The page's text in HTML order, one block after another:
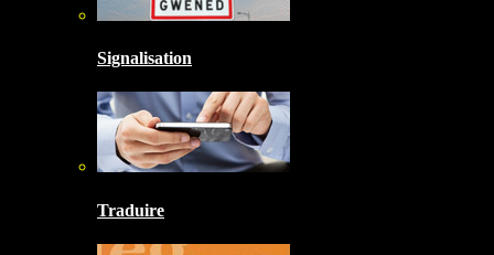
Signalisation
Traduire